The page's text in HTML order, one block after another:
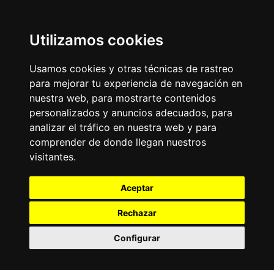
Utilizamos cookies
Usamos cookies y otras técnicas de rastreo
para mejorar tu experiencia de navegación en
nuestra web, para mostrarte contenidos
personalizados y anuncios adecuados, para
analizar el tráfico en nuestra web y para
comprender de donde llegan nuestros
visitantes.
Aceptar
Rechazar
Configurar